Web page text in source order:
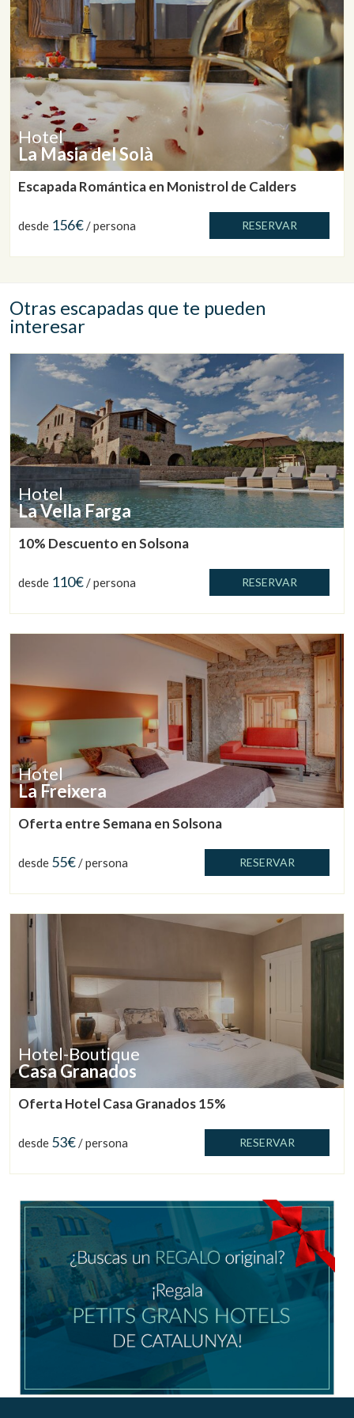
Hotel
La Masia del Solà
Escapada Romántica en Monistrol de Calders
desde 156€/ persona RESERVAR
Otras escapadas que te pueden
interesar
Hotel
La Vella Farga
10% Descuento en Solsona
desde 110€/ persona RESERVAR
Hotel
La Freixera
Oferta entre Semana en Solsona
desde 55€/ persona RESERVAR
Hotel-Boutique
Casa Granados
Oferta Hotel Casa Granados 15%
desde 53€/ persona RESERVAR